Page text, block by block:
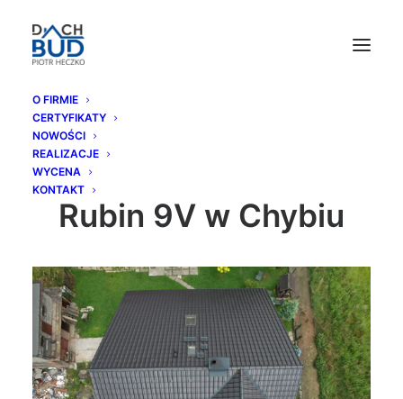
O FIRMIE
CERTYFIKATY
NOWOŚCI
REALIZACJE
WYCENA
KONTAKT
ceramiczna BRAAS
Rubin 9V w Chybiu